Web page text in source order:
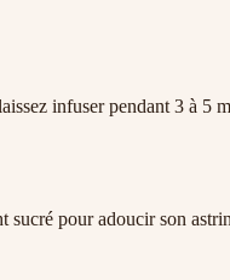
infuser pendant 3 à 5
sucré pour adoucir son